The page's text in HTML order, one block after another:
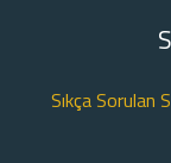
Sıkça Sorulan